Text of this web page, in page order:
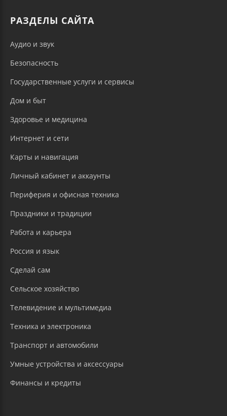
РАЗДЕЛЫ САЙТА
Аудио и звук
Безопасность
Государственные услуги и сервисы
Дом и быт
Здоровье и медицина
Интернет и сети
Карты и навигация
Личный кабинет и аккаунты
Периферия и офисная техника
Праздники и традиции
Работа и карьера
Россия и язык
Сделай сам
Сельское хозяйство
Телевидение и мультимедиа
Техника и электроника
Транспорт и автомобили
Умные устройства и аксессуары
Финансы и кредиты